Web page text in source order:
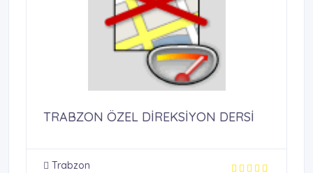
TRABZON ÖZEL DİREKSİYON DERSİ
Trabzon